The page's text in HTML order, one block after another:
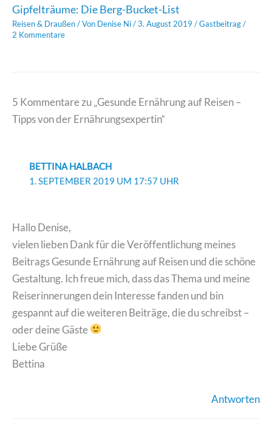
Gipfelträume: Die Berg-Bucket-List
Reisen & Draußen/ Von Denise Ni/3. August 2019 /Gastbeitrag/
2 Kommentare
5 Kommentare zu „Gesunde Ernährung auf Reisen –
Tipps von der Ernährungsexpertin“
BETTINA HALBACH
1. SEPTEMBER 2019 UM 17:57 UHR
Hallo Denise,
vielen lieben Dank für die Veröffentlichung meines
Beitrags Gesunde Ernährung auf Reisen und die schöne
Gestaltung. Ich freue mich, dass das Thema und meine
Reiserinnerungen dein Interesse fanden und bin
gespannt auf die weiteren Beiträge, die du schreibst –
oder deine Gäste
Liebe Grüße
Bettina
Antworten